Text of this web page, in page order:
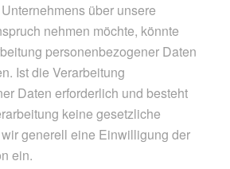
über unsere
nehmen möchte, könnte
personenbezogener Daten
Ist die Verarbeitung
Daten erforderlich und besteht
keine gesetzliche
generell eine Einwilligung der
ein.